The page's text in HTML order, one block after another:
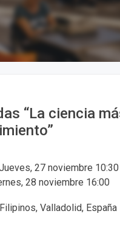
“La ciencia
27 noviembre 10:30
28 noviembre 16:00
Valladolid, España